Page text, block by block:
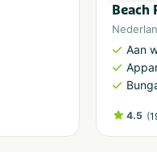
Beach
Aan
4.5 (